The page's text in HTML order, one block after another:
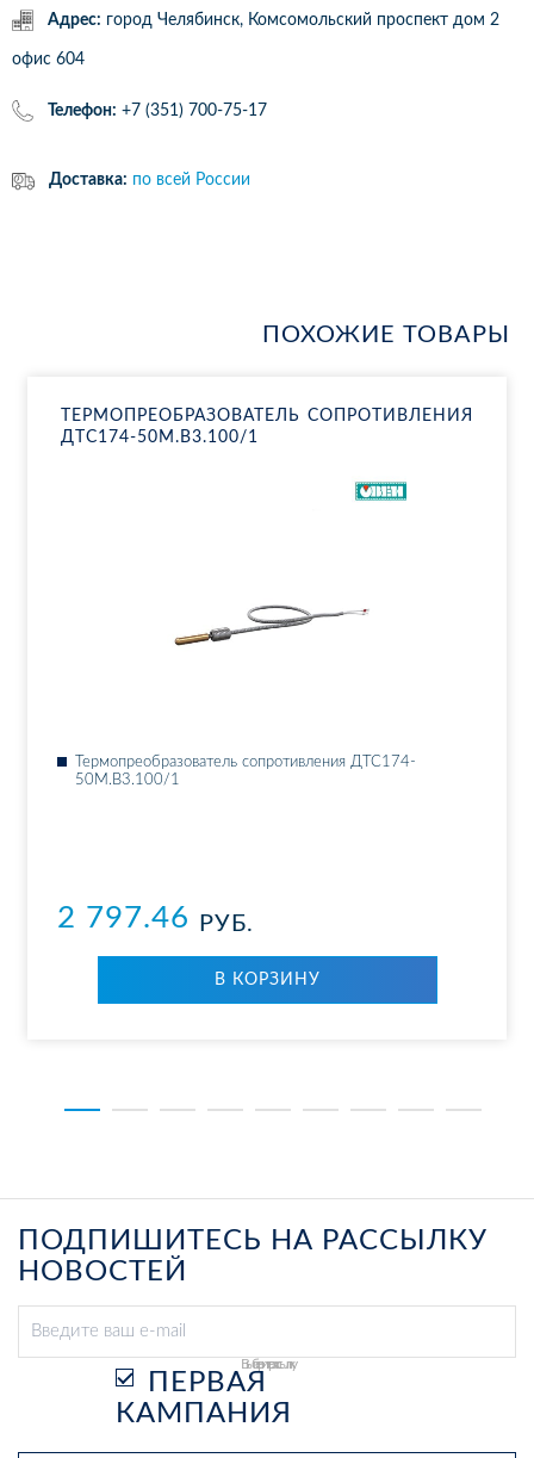
Адрес: город Челябинск, Комсомольский проспект дом 2
офис 604
Телефон: +7 (351) 700-75-17
Доставка: по всей России
ПОХОЖИЕ ТОВАРЫ
ТЕР­МО­ПРЕ­ОБ­РА­ЗО­ВА­ТЕЛЬ СО­ПРО­ТИВ­ЛЕ­НИЯ
ДТ­С174-50М.В3.100/1
Тер­мо­пре­об­ра­зо­ва­тель со­про­тив­ле­ния ДТ­С174-
50М.В3.100/1
2 797.46 РУБ.
В КОР­ЗИ­НУ
ПОДПИШИТЕСЬ НА РАССЫЛКУ
НОВОСТЕЙ
Выберите рассылку
ПЕРВАЯ
КАМПАНИЯ